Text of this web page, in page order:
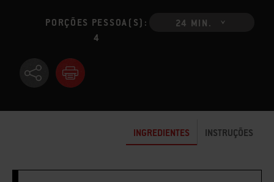
PORÇÕES PESSOA(S):
4
24 MIN.
INGREDIENTES INSTRUÇÕES